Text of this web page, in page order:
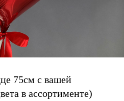
75см с вашей
в ассортименте)